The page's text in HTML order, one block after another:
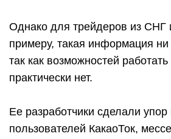
Однако для трейдеров из СНГ
примеру, такая информация ни
так как возможностей
практически нет.
Ее разработчики сделали
пользователей КакаоТок,